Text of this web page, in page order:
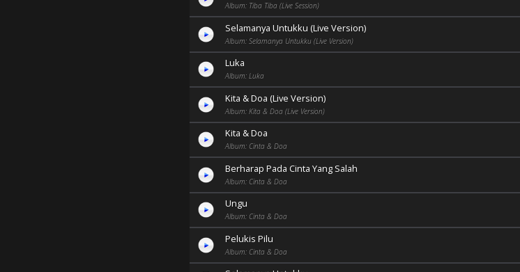
Album: Tiba Tiba (Live Session)
Selamanya Untukku (Live Version)
Album: Selamanya Untukku (Live Version)
Luka
Album: Luka
Kita & Doa (Live Version)
Album: Kita & Doa (Live Version)
Kita & Doa
Album: Cinta & Doa
Berharap Pada Cinta Yang Salah
Album: Cinta & Doa
Ungu
Album: Cinta & Doa
Pelukis Pilu
Album: Cinta & Doa